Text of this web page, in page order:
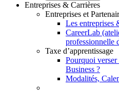
Entreprises & Carrières
Entreprises et
Les entreprises
CareerLab
professionnelle
Taxe d’apprentissage
Pourquoi
Business ?
Modalités,